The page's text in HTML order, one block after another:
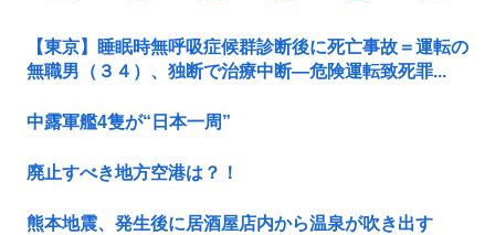
【東京】睡眠時無呼吸症候群診断後に死亡事故＝運転の
無職男（３４）、独断で治療中断―危険運転致死罪...
中露軍艦4隻が“日本一周”
廃止すべき地方空港は？！
熊本地震、発生後に居酒屋店内から温泉が吹き出す